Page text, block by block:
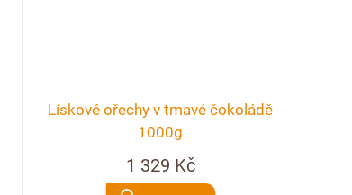
Lískové ořechy v tmavé čokoládě
1000g
1 329 Kč